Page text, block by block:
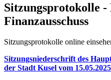
Sitzungsprotokolle
Finanzausschuss
Sitzungsprotokolle online
Sitzungsniederschrift des
der Stadt Kusel vom